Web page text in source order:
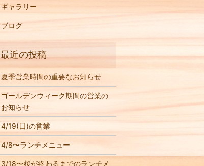
ギャラリー
ブログ
夏季営業時間の重要なお知らせ
ゴールデンウィーク期間の営業の
お知らせ
4/19(日)の営業
4/8〜ランチメニュー
3/18〜桜が終わるまでのランチメ